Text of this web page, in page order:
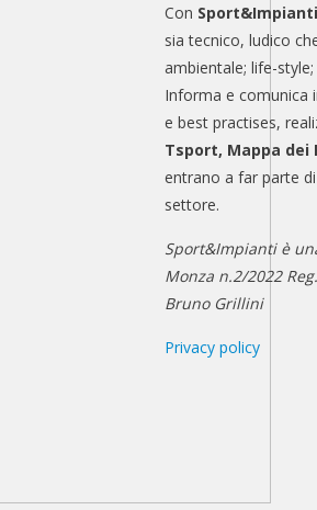
Con Sport&Impianti
sia tecnico, ludico
ambientale; life-
Informa e comunica
e best practises,
Tsport, Mappa
entrano a far parte
settore.
Sport&Impianti è
Monza n.2/2022
Bruno Grillini
Privacy policy